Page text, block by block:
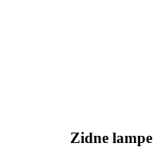
Zidne lampe